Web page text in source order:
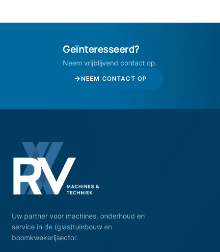
Geïnteresseerd?
Neem vrijblijvend contact op.
NEEM CONTACT OP
Uw partner voor machines, onderhoud en
service in de (glas)tuinbouw en
boomkwekerijsector.